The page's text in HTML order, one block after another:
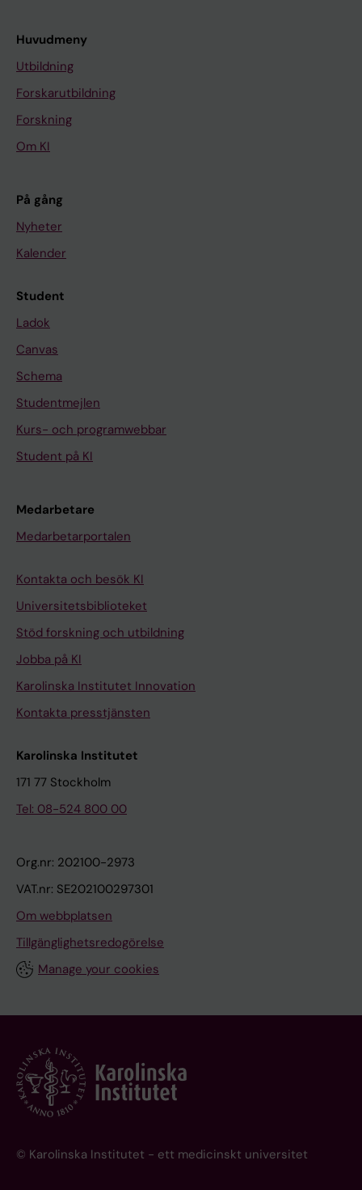
Huvudmeny
Utbildning
Forskarutbildning
Forskning
Om KI
På gång
Nyheter
Kalender
Student
Ladok
Canvas
Schema
Studentmejlen
Kurs- och programwebbar
Student på KI
Medarbetare
Medarbetarportalen
Kontakta och besök KI
Universitetsbiblioteket
Stöd forskning och utbildning
Jobba på KI
Karolinska Institutet Innovation
Kontakta presstjänsten
Karolinska Institutet
171 77 Stockholm
Tel: 08-524 800 00
Org.nr: 202100-2973
VAT.nr: SE202100297301
Om webbplatsen
Tillgänglighetsredogörelse
Manage your cookies
© Karolinska Institutet - ett medicinskt universitet